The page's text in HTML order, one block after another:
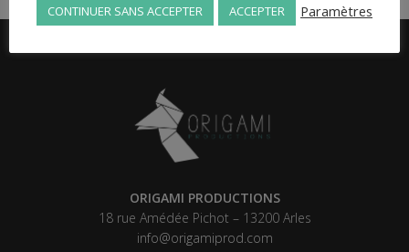
ORIGAMI PRODUCTIONS
18 rue Amédée Pichot – 13200 Arles
info@origamiprod.com
CONTINUER SANS ACCEPTER ACCEPTER Paramètres